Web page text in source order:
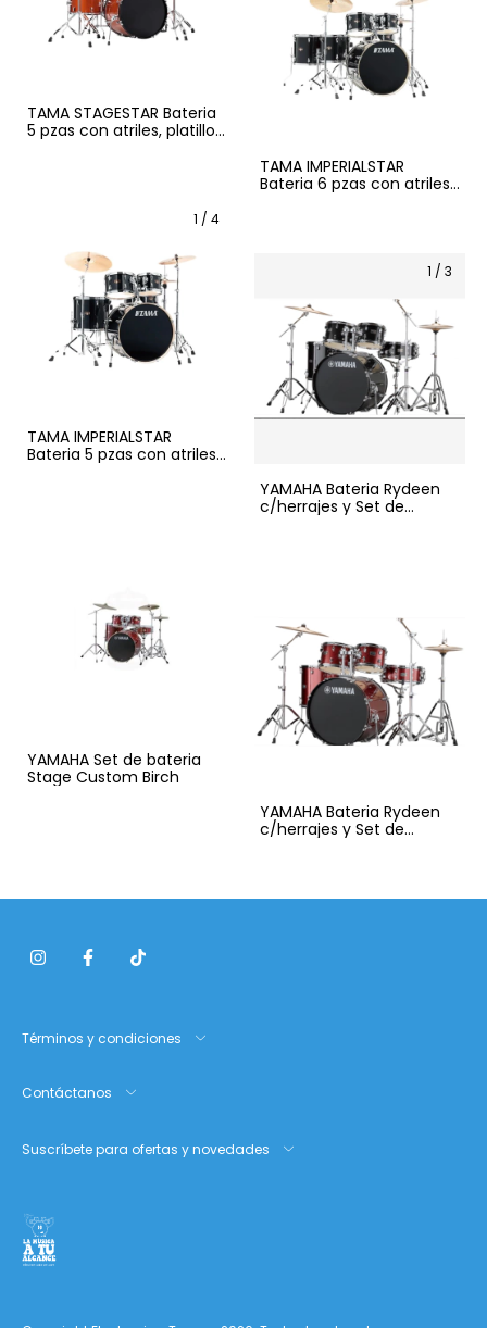
TAMA STAGESTAR Bateria
5 pzas con atriles, platillos
TAMA IMPERIALSTAR
Bateria 6 pzas con atriles
1 / 4
TAMA IMPERIALSTAR
Bateria 5 pzas con atriles
1 / 3
YAMAHA Bateria Rydeen
c/herrajes y Set de
YAMAHA Set de bateria
Stage Custom Birch
YAMAHA Bateria Rydeen
c/herrajes y Set de
Términos y condiciones
Contáctanos
Suscríbete para ofertas y novedades